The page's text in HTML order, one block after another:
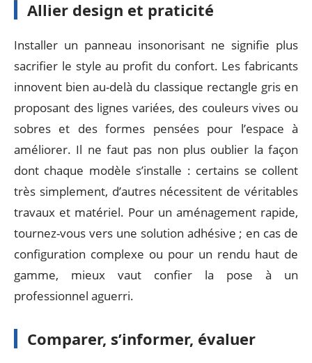
Allier design et praticité
Installer un panneau insonorisant ne signifie plus
sacrifier le style au profit du confort. Les fabricants
innovent bien au-delà du classique rectangle gris en
proposant des lignes variées, des couleurs vives ou
sobres et des formes pensées pour l’espace à
améliorer. Il ne faut pas non plus oublier la façon
dont chaque modèle s’installe : certains se collent
très simplement, d’autres nécessitent de véritables
travaux et matériel. Pour un aménagement rapide,
tournez-vous vers une solution adhésive ; en cas de
configuration complexe ou pour un rendu haut de
gamme, mieux vaut confier la pose à un
professionnel aguerri.
Comparer, s’informer, évaluer